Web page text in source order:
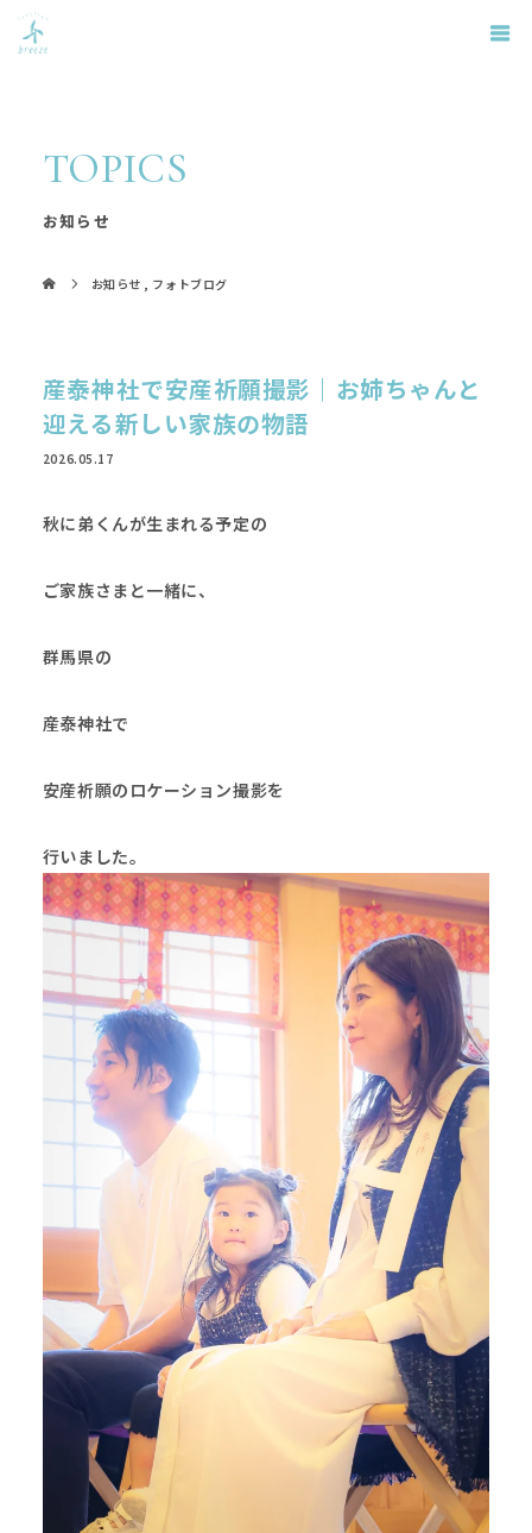
TOPICS
お知らせ
お知らせ , フォトブログ
産泰神社で安産祈願撮影｜お姉ちゃんと
迎える新しい家族の物語
2026.05.17
秋に弟くんが生まれる予定の
ご家族さまと一緒に、
群馬県の
産泰神社で
安産祈願のロケーション撮影を
行いました。